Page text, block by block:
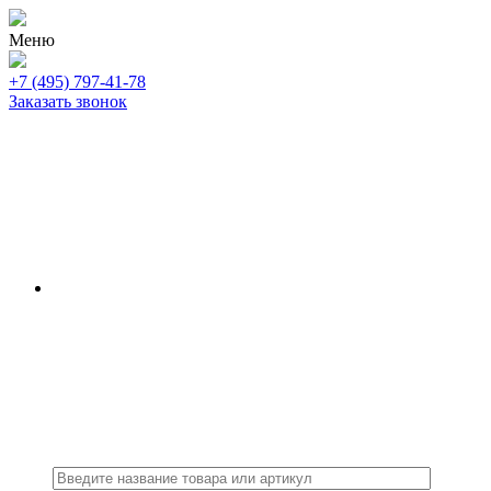
Меню
+7 (495) 797-41-78
Заказать звонок